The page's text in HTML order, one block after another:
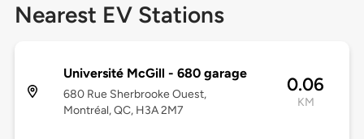
Nearest EV Stations
Université McGill - 680 garage
680 Rue Sherbrooke Ouest,
Montréal, QC, H3A 2M7
0.06
KM